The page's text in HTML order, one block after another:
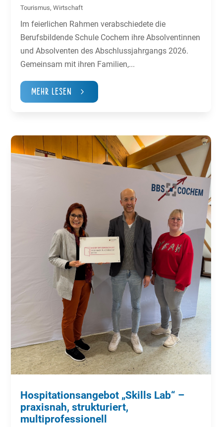
Tourismus,Wirtschaft
Im feierlichen Rahmen verabschiedete die
Berufsbildende Schule Cochem ihre Absolventinnen
und Absolventen des Abschlussjahrgangs 2026.
Gemeinsam mit ihren Familien,...
Mehr Lesen
Hospitationsangebot „Skills Lab“ –
praxisnah, strukturiert,
multiprofessionell